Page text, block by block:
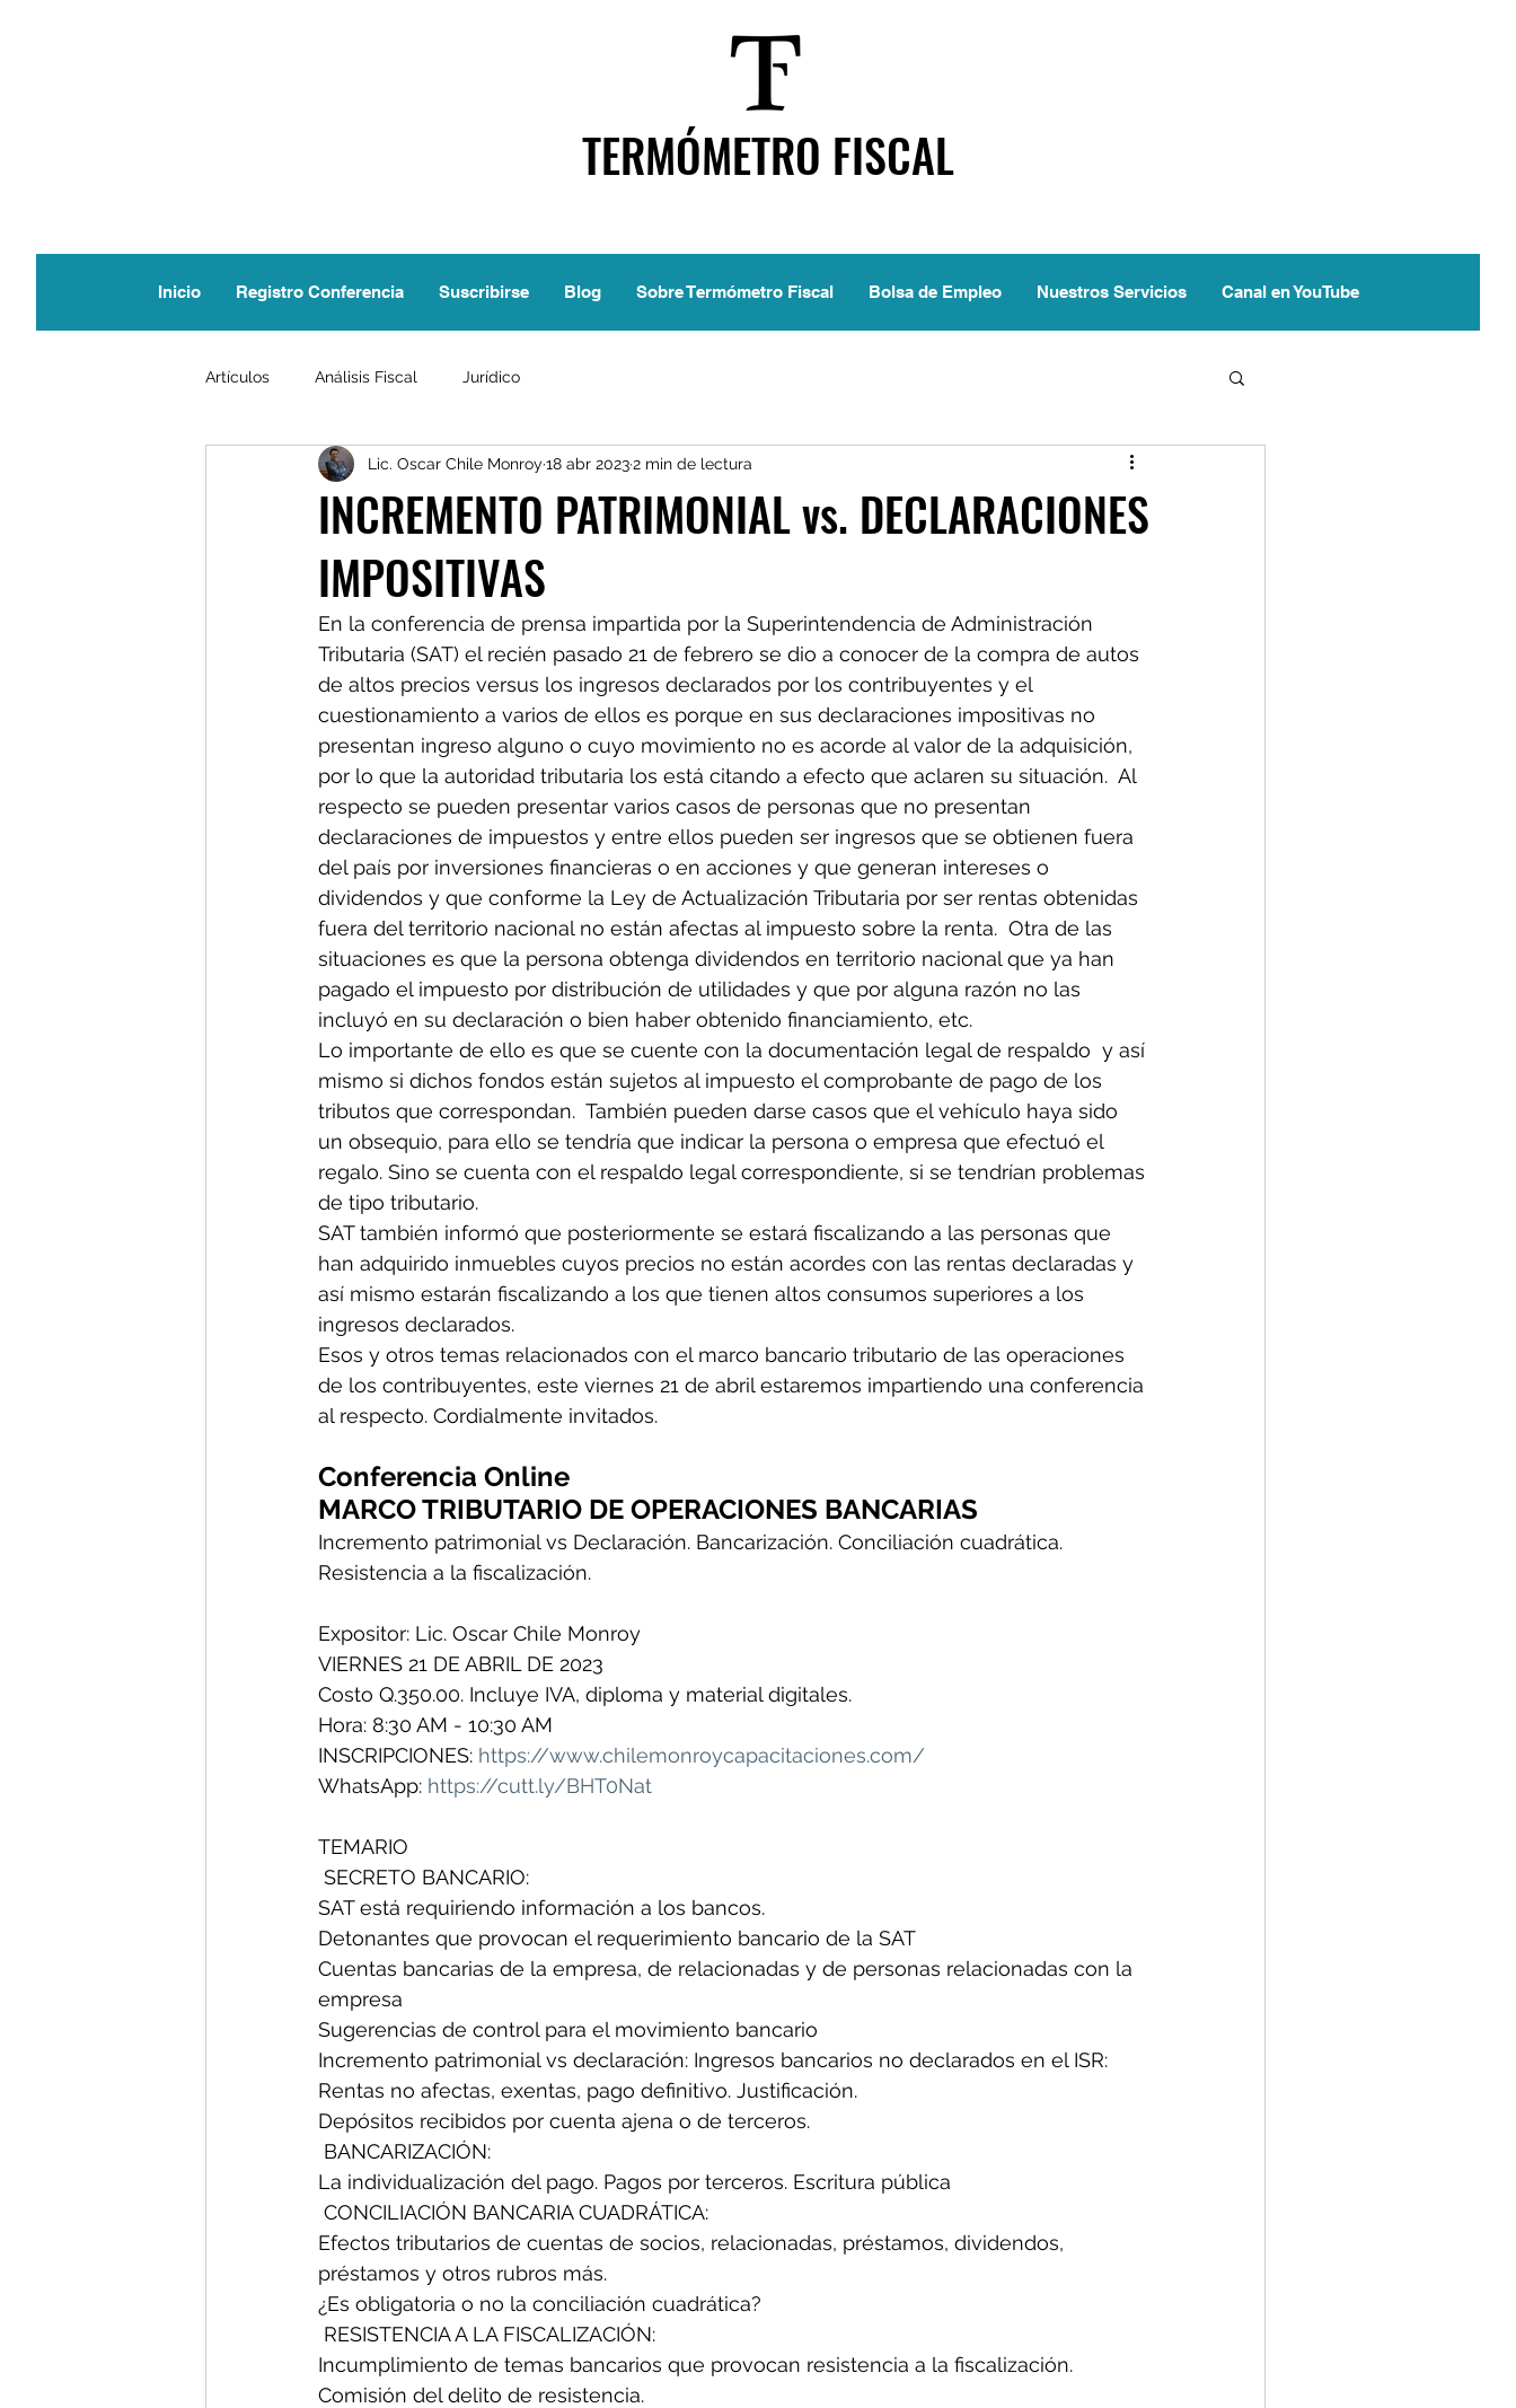
TERMÓMETRO FISCAL
Inicio Registro Conferencia Suscribirse Blog Sobre Termómetro Fiscal Bolsa de Empleo Nuestros Servicios Canal en YouTube
Artículos Análisis Fiscal Jurídico
INCREMENTO PATRIMONIAL vs. DECLARACIONES
IMPOSITIVAS
Lic. Oscar Chile Monroy 18 abr 20232 min de lectura
En la conferencia de prensa impartida por la Superintendencia de Administración
Tributaria (SAT) el recién pasado 21 de febrero se dio a conocer de la compra de autos
de altos precios versus los ingresos declarados por los contribuyentes y el
cuestionamiento a varios de ellos es porque en sus declaraciones impositivas no
presentan ingreso alguno o cuyo movimiento no es acorde al valor de la adquisición,
por lo que la autoridad tributaria los está citando a efecto que aclaren su situación.  Al
respecto se pueden presentar varios casos de personas que no presentan
declaraciones de impuestos y entre ellos pueden ser ingresos que se obtienen fuera
del país por inversiones financieras o en acciones y que generan intereses o
dividendos y que conforme la Ley de Actualización Tributaria por ser rentas obtenidas
fuera del territorio nacional no están afectas al impuesto sobre la renta.  Otra de las
situaciones es que la persona obtenga dividendos en territorio nacional que ya han
pagado el impuesto por distribución de utilidades y que por alguna razón no las
incluyó en su declaración o bien haber obtenido financiamiento, etc.
Lo importante de ello es que se cuente con la documentación legal de respaldo  y así
mismo si dichos fondos están sujetos al impuesto el comprobante de pago de los
tributos que correspondan.  También pueden darse casos que el vehículo haya sido
un obsequio, para ello se tendría que indicar la persona o empresa que efectuó el
regalo. Sino se cuenta con el respaldo legal correspondiente, si se tendrían problemas
de tipo tributario.
SAT también informó que posteriormente se estará fiscalizando a las personas que
han adquirido inmuebles cuyos precios no están acordes con las rentas declaradas y
así mismo estarán fiscalizando a los que tienen altos consumos superiores a los
ingresos declarados.
Esos y otros temas relacionados con el marco bancario tributario de las operaciones
de los contribuyentes, este viernes 21 de abril estaremos impartiendo una conferencia
al respecto. Cordialmente invitados.
Conferencia Online
MARCO TRIBUTARIO DE OPERACIONES BANCARIAS
Incremento patrimonial vs Declaración. Bancarización. Conciliación cuadrática.
Resistencia a la fiscalización.
Expositor: Lic. Oscar Chile Monroy
VIERNES 21 DE ABRIL DE 2023
Costo Q.350.00. Incluye IVA, diploma y material digitales.
Hora: 8:30 AM - 10:30 AM
INSCRIPCIONES: https://www.chilemonroycapacitaciones.com/
WhatsApp: https://cutt.ly/BHT0Nat
TEMARIO
SECRETO BANCARIO:
SAT está requiriendo información a los bancos.
Detonantes que provocan el requerimiento bancario de la SAT
Cuentas bancarias de la empresa, de relacionadas y de personas relacionadas con la
empresa
Sugerencias de control para el movimiento bancario
Incremento patrimonial vs declaración: Ingresos bancarios no declarados en el ISR:
Rentas no afectas, exentas, pago definitivo. Justificación.
Depósitos recibidos por cuenta ajena o de terceros.
BANCARIZACIÓN:
La individualización del pago. Pagos por terceros. Escritura pública
CONCILIACIÓN BANCARIA CUADRÁTICA:
Efectos tributarios de cuentas de socios, relacionadas, préstamos, dividendos,
préstamos y otros rubros más.
¿Es obligatoria o no la conciliación cuadrática?
RESISTENCIA A LA FISCALIZACIÓN:
Incumplimiento de temas bancarios que provocan resistencia a la fiscalización.
Comisión del delito de resistencia.